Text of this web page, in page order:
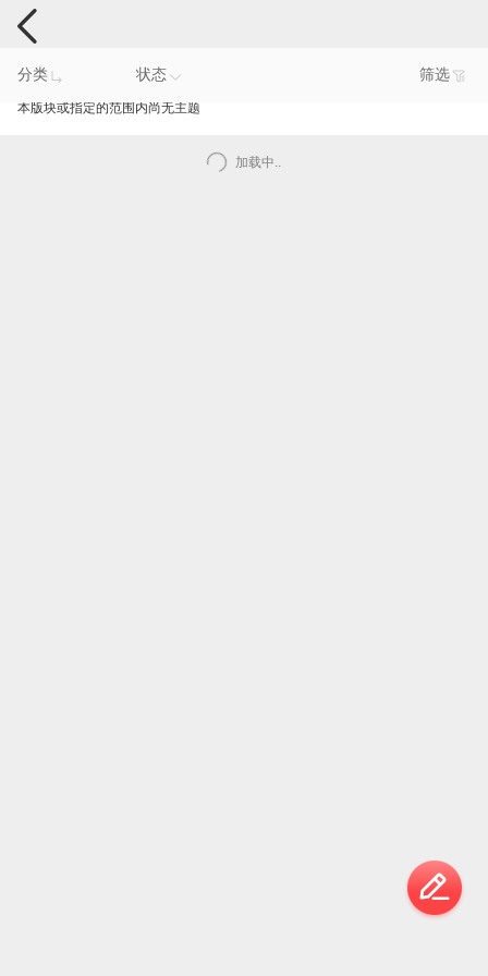
手机反馈
分类 状态 筛选
本版块或指定的范围内尚无主题
加载中..